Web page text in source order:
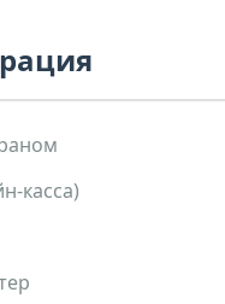
касса)